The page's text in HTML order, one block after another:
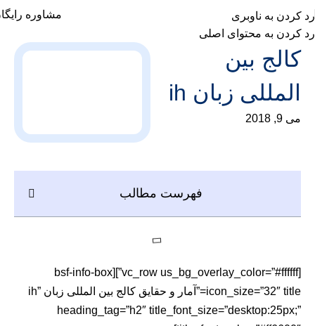
رد کردن به ناوبری
رد کردن به محتوای اصلی
مشاوره
کالج بین
المللی زبان ih
می 9, 2018
فهرست مطالب
[vc_row us_bg_overlay_color=”#ffffff”][bsf-info-box
icon_size=”32″ title=”آمار و حقایق کالج بین المللی زبان ih”
heading_tag=”h2″ title_font_size=”desktop:25px;”